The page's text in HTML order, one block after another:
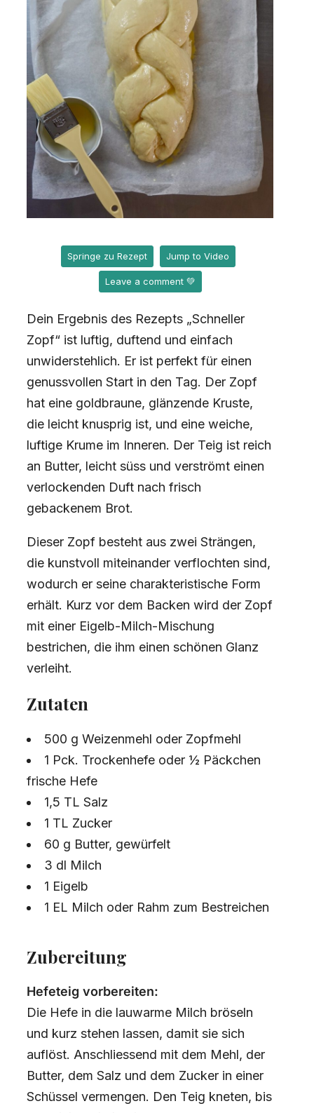
Springe zu Rezept Jump to Video
Leave a comment 💚
Dein Ergebnis des Rezepts „Schneller
Zopf“ ist luftig, duftend und einfach
unwiderstehlich. Er ist perfekt für einen
genussvollen Start in den Tag. Der Zopf
hat eine goldbraune, glänzende Kruste,
die leicht knusprig ist, und eine weiche,
luftige Krume im Inneren. Der Teig ist reich
an Butter, leicht süss und verströmt einen
verlockenden Duft nach frisch
gebackenem Brot.
Dieser Zopf besteht aus zwei Strängen,
die kunstvoll miteinander verflochten sind,
wodurch er seine charakteristische Form
erhält. Kurz vor dem Backen wird der Zopf
mit einer Eigelb-Milch-Mischung
bestrichen, die ihm einen schönen Glanz
verleiht.
Zutaten
500 g Weizenmehl oder Zopfmehl
1 Pck. Trockenhefe oder ½ Päckchen
frische Hefe
1,5 TL Salz
1 TL Zucker
60 g Butter, gewürfelt
3 dl Milch
1 Eigelb
1 EL Milch oder Rahm zum Bestreichen
Zubereitung
Hefeteig vorbereiten:
Die Hefe in die lauwarme Milch bröseln
und kurz stehen lassen, damit sie sich
auflöst. Anschliessend mit dem Mehl, der
Butter, dem Salz und dem Zucker in einer
Schüssel vermengen. Den Teig kneten, bis